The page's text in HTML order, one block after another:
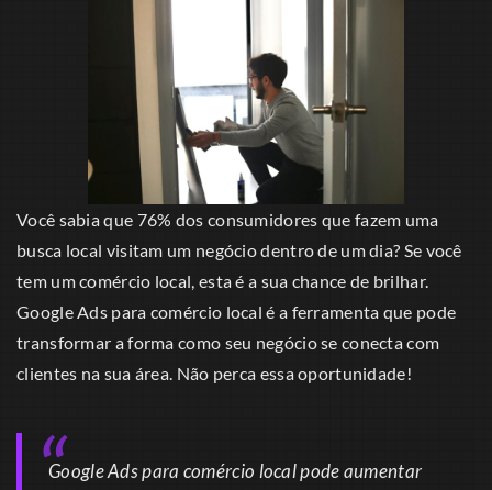
Você sabia que 76% dos consumidores que fazem uma
busca local visitam um negócio dentro de um dia? Se você
tem um comércio local, esta é a sua chance de brilhar.
Google Ads para comércio local é a ferramenta que pode
transformar a forma como seu negócio se conecta com
clientes na sua área. Não perca essa oportunidade!
Google Ads para comércio local pode aumentar